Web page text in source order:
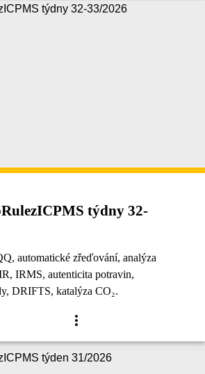
týdny 32-
automatické zřeďování, analýza
IRMS, autenticita potravin,
DRIFTS, katalýza CO₂.